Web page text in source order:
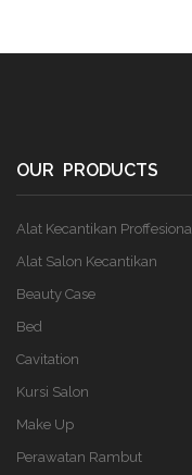
OUR PRODUCTS
Alat Kecantikan Proffesional
Alat Salon Kecantikan
Beauty Case
Bed
Cavitation
Kursi Salon
Make Up
Perawatan Rambut